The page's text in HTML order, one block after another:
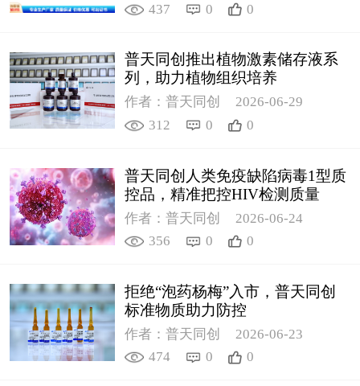
437
0 0
普天同创推出植物激素储存液系
列，助力植物组织培养
作者：普天同创
2026-06-29
312
0 0
普天同创人类免疫缺陷病毒1型质
控品，精准把控HIV检测质量
作者：普天同创
2026-06-24
356
0 0
拒绝“泡药杨梅”入市，普天同创
标准物质助力防控
作者：普天同创
2026-06-23
474
0 0